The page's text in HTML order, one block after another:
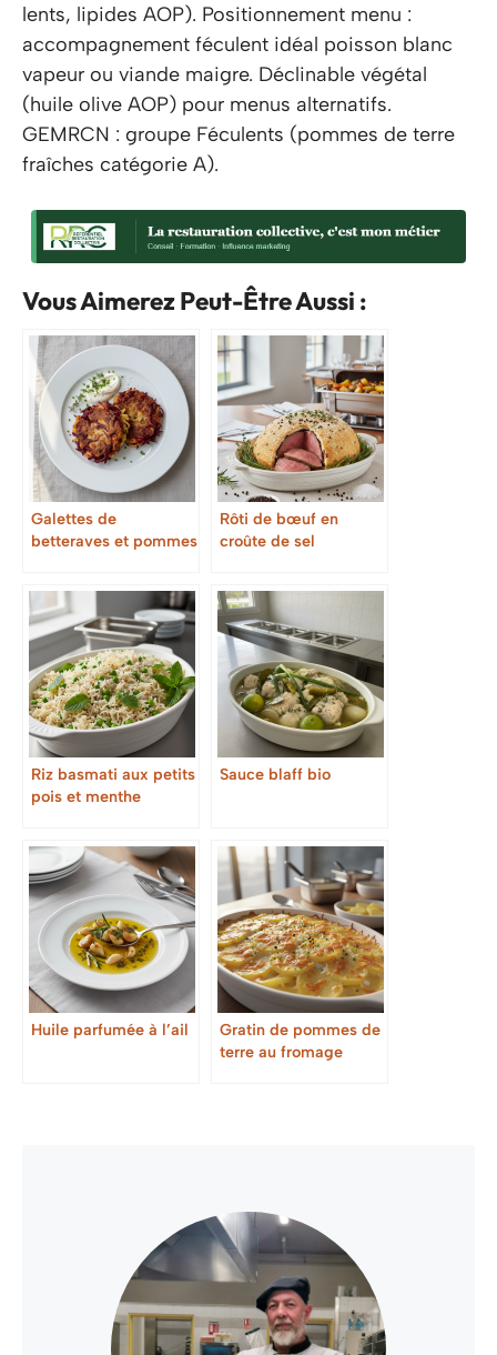
lents, lipides AOP). Positionnement menu :
accompagnement féculent idéal poisson blanc
vapeur ou viande maigre. Déclinable végétal
(huile olive AOP) pour menus alternatifs.
GEMRCN : groupe Féculents (pommes de terre
fraîches catégorie A).
Vous Aimerez Peut-Être Aussi :
Galettes de
betteraves et pommes
Rôti de bœuf en
croûte de sel
Riz basmati aux petits
pois et menthe
Sauce blaff bio
Huile parfumée à l’ail
Gratin de pommes de
terre au fromage